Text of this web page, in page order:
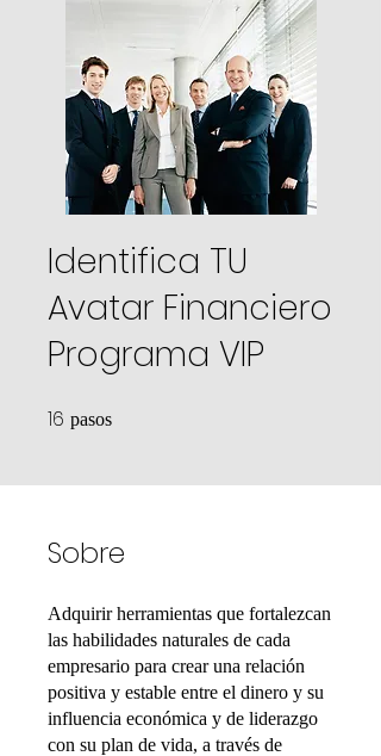
Identifica TU
Avatar Financiero
Programa VIP
16 pasos
Sobre
Adquirir herramientas que fortalezcan
las habilidades naturales de cada
empresario para crear una relación
positiva y estable entre el dinero y su
influencia económica y de liderazgo
con su plan de vida, a través de